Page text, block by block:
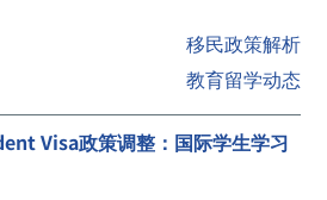
移民政策解析
教育留学动态
Visa政策调整：国际学生学习